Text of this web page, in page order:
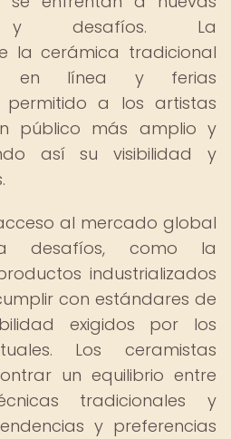
y desafíos. La
la cerámica tradicional
en línea y ferias
permitido a los artistas
público más amplio y
así su visibilidad y
al mercado global
desafíos, como la
industrializados
con estándares de
exigidos por los
Los ceramistas
un equilibrio entre
tradicionales y
y preferencias